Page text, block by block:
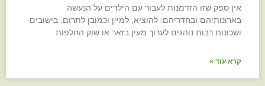
אין ספק שזו הזדמנות לעבור עם הילדים על הנעשה
בארונותיהם ובחדריהם. להוציא, למיין וכמובן לתרום. בישובים
ושכונות רבות נוהגים לערוך מעין בזאר או שוק החלפות.
קרא עוד »